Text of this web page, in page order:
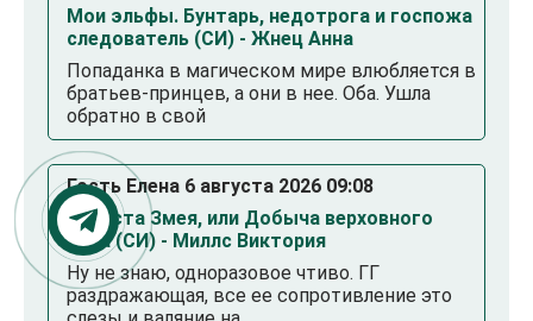
Мои эльфы. Бунтарь, недотрога и госпожа
следователь (СИ) - Жнец Анна
Попаданка в магическом мире влюбляется в
братьев-принцев, а они в нее. Оба. Ушла
обратно в свой
Гость Елена 6 августа 2026 09:08
Невеста Змея, или Добыча верховного
Нага (СИ) - Миллс Виктория
Ну не знаю, одноразовое чтиво. ГГ
раздражающая, все ее сопротивление это